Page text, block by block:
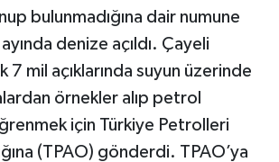
bulunmadığına dair numune
denize açıldı. Çayeli
7 mil açıklarında suyun üzerinde
örnekler alıp petrol
için Türkiye Petrolleri
(TPAO) gönderdi. TPAO’ya